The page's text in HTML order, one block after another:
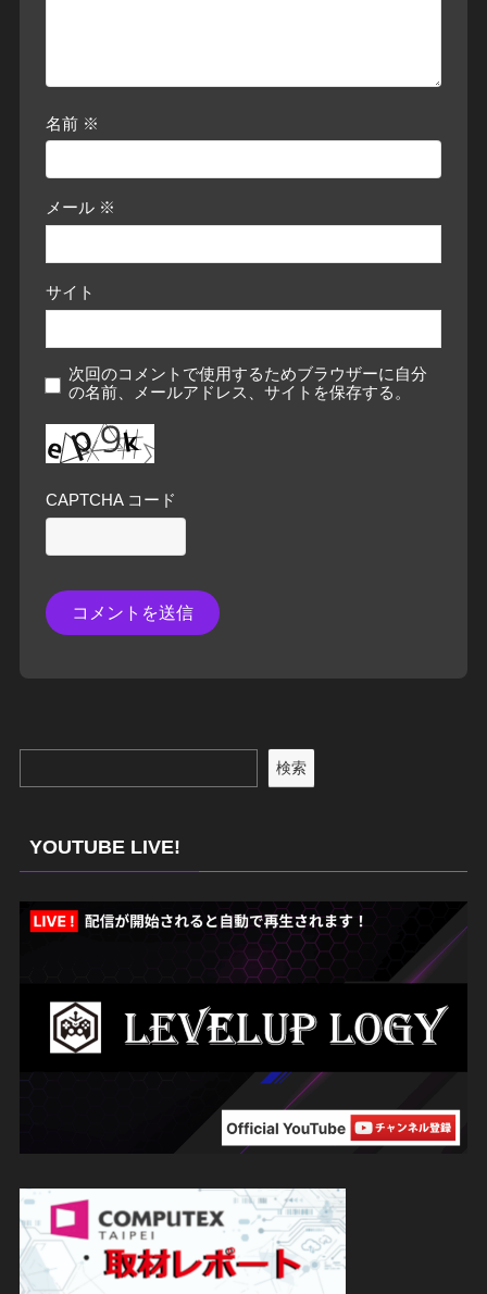
名前 ※
メール ※
サイト
次回のコメントで使用するためブラウザーに自分
の名前、メールアドレス、サイトを保存する。
CAPTCHA コード
検索
YOUTUBE LIVE!